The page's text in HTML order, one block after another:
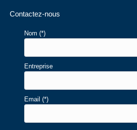
Contactez-nous
Nom (*)
Entreprise
Email (*)